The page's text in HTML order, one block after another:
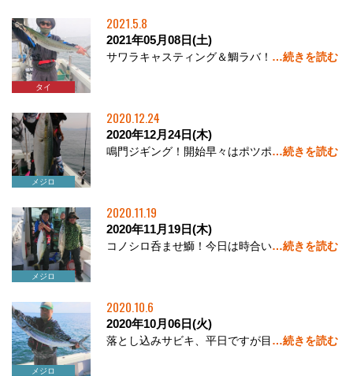
サワラ
タイ
2021.5.8
2021年05月08日(土)
サワラキャスティング＆鯛ラバ！ …続きを読む
サワラ
ハマチ
メジロ
2020.12.24
2020年12月24日(木)
鳴門ジギング！開始早々はポツポ…続きを読む
サワラ
ブリ
メジロ
2020.11.19
2020年11月19日(木)
コノシロ呑ませ鰤！今日は時合い…続きを読む
サワラ
ハマチ
ヒラメ
メジロ
2020.10.6
2020年10月06日(火)
落とし込みサビキ、平日ですが目 …続きを読む